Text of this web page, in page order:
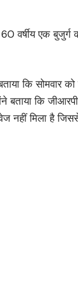
वर्षीय एक
कि सोमवार
बताया कि
नहीं मिला है